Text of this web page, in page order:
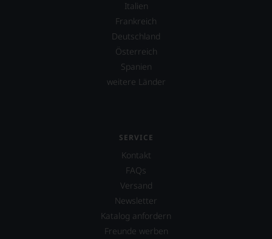
Italien
Frankreich
Deutschland
Österreich
Spanien
weitere Länder
SERVICE
Kontakt
FAQs
Versand
Newsletter
Katalog anfordern
Freunde werben